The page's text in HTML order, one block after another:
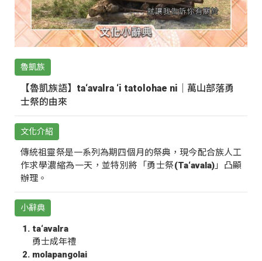
魯凱族
【魯凱族語】ta‘avalra ‘i tatolohae ni｜萬山部落勇
士祭的由來
文化介紹
傳統祖靈祭是一系列為期四個月的祭典，現今配合族人工
作求學濃縮為一天，並特別將「勇士祭(Ta‘avala)」凸顯
辦理。
小辭典
ta‘avalra
勇士成年禮
molapangolai